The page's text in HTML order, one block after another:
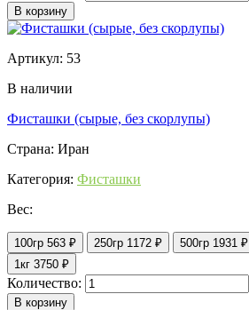
В корзину
Артикул: 53
В наличии
Фисташки (сырые, без скорлупы)
Страна: Иран
Категория: Фисташки
Вес:
100гр 563 ₽ 250гр 1172 ₽ 500гр 1931 ₽
1кг 3750 ₽
Количество:
В корзину